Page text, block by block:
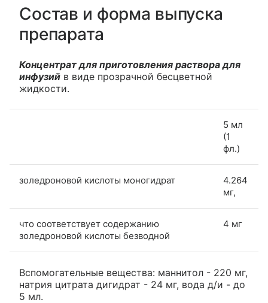
Состав и форма выпуска
препарата
Концентрат для приготовления раствора для
инфузий в виде прозрачной бесцветной
жидкости.
5 мл
(1
фл.)
золедроновой кислоты моногидрат
4.264
мг,
что соответствует содержанию
золедроновой кислоты безводной
4 мг
Вспомогательные вещества: маннитол - 220 мг,
натрия цитрата дигидрат - 24 мг, вода д/и - до
5 мл.